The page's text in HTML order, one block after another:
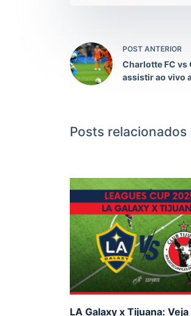
POST ANTERIOR
Charlotte FC vs
assistir ao vivo
Posts relacionados
LA Galaxy x Tijuana: